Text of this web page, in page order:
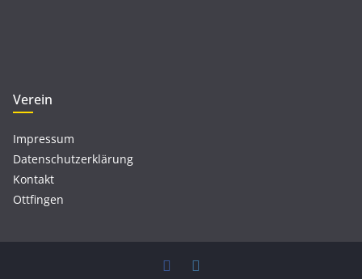
Verein
Impressum
Datenschutzerklärung
Kontakt
Ottfingen